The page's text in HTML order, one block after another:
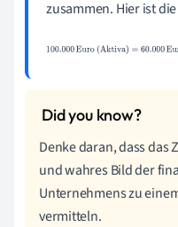
zusammen. Hier ist
100.000
Denke daran, dass das
und wahres Bild der
Unternehmens zu
vermitteln.